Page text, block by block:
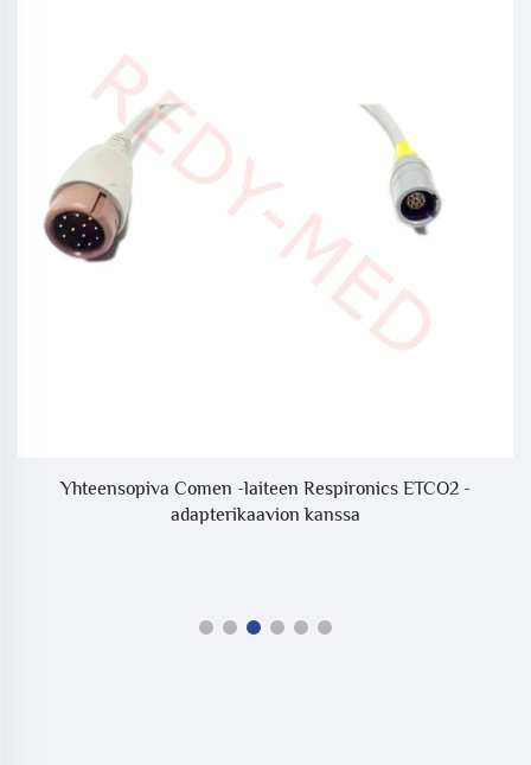
Yhteensopiva Comen -laiteen Respironics ETCO2 -
adapterikaavion kanssa